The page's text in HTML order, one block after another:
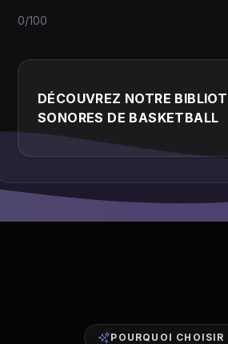
0/100
DÉCOUVREZ NOTRE
SONORES DE BASKETBALL
POURQUOI